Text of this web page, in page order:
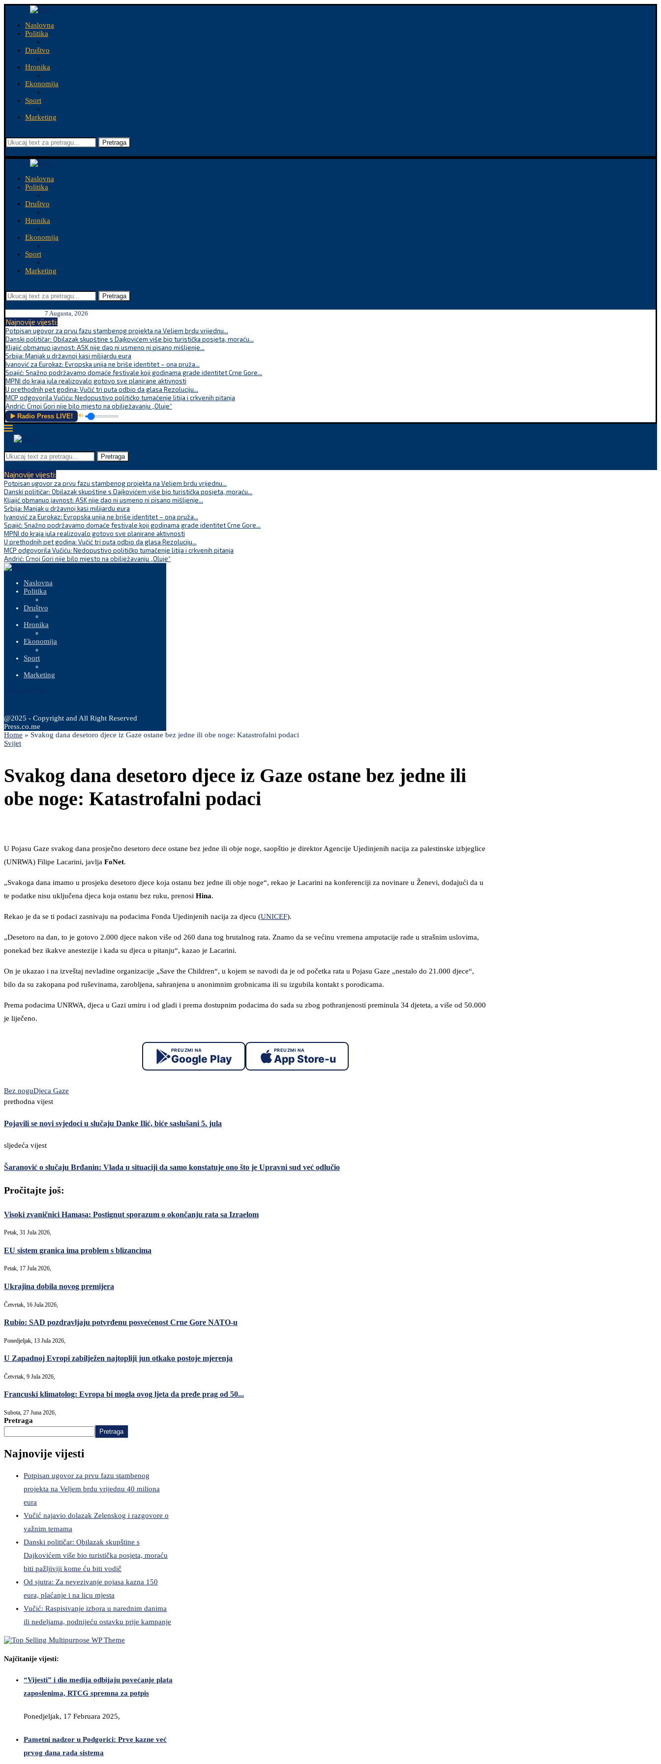
Naslovna
Politika
Društvo
Hronika
Ekonomija
Sport
Marketing
Pretraga
Naslovna
Politika
Društvo
Hronika
Ekonomija
Sport
Marketing
Pretraga
7 Augusta, 2026
Najnovije vijesti:
Potpisan ugovor za prvu fazu stambenog projekta na Veljem brdu vrijednu...
Danski političar: Obilazak skupštine s Dajkovićem više bio turistička posjeta, moraću...
Kljajić obmanuo javnost: ASK nije dao ni usmeno ni pisano mišljenje...
Srbija: Manjak u državnoj kasi milijardu eura
Ivanović za Eurokaz: Evropska unija ne briše identitet – ona pruža...
Spajić: Snažno podržavamo domaće festivale koji godinama grade identitet Crne Gore...
MPNI do kraja jula realizovalo gotovo sve planirane aktivnosti
U prethodnih pet godina: Vučić tri puta odbio da glasa Rezoluciju...
MCP odgovorila Vučiću: Nedopustivo političko tumačenje litija i crkvenih pitanja
Andrić: Crnoj Gori nije bilo mjesto na obilježavanju „Oluje“
▶️ Radio Press LIVE! 🔊
Pretraga
Najnovije vijesti:
Potpisan ugovor za prvu fazu stambenog projekta na Veljem brdu vrijednu...
Danski političar: Obilazak skupštine s Dajkovićem više bio turistička posjeta, moraću...
Kljajić obmanuo javnost: ASK nije dao ni usmeno ni pisano mišljenje...
Srbija: Manjak u državnoj kasi milijardu eura
Ivanović za Eurokaz: Evropska unija ne briše identitet – ona pruža...
Spajić: Snažno podržavamo domaće festivale koji godinama grade identitet Crne Gore...
MPNI do kraja jula realizovalo gotovo sve planirane aktivnosti
U prethodnih pet godina: Vučić tri puta odbio da glasa Rezoluciju...
MCP odgovorila Vučiću: Nedopustivo političko tumačenje litija i crkvenih pitanja
Andrić: Crnoj Gori nije bilo mjesto na obilježavanju „Oluje“
Naslovna
Politika
Društvo
Hronika
Ekonomija
Sport
Marketing
@2025 - Copyright and All Right Reserved
Press.co.me
Home » Svakog dana desetoro djece iz Gaze ostane bez jedne ili obe noge: Katastrofalni podaci
Svijet
Svakog dana desetoro djece iz Gaze ostane bez jedne ili
obe noge: Katastrofalni podaci
U Pojasu Gaze svakog dana prosječno desetoro dece ostane bez jedne ili obje noge, saopštio je direktor Agencije Ujedinjenih nacija za palestinske izbjeglice
(UNRWA) Filipe Lacarini, javlja FoNet.
„Svakoga dana imamo u prosjeku desetoro djece koja ostanu bez jedne ili obje noge“, rekao je Lacarini na konferenciji za novinare u Ženevi, dodajući da u
te podatke nisu uključena djeca koja ostanu bez ruku, prenosi Hina.
Rekao je da se ti podaci zasnivaju na podacima Fonda Ujedinjenih nacija za djecu (UNICEF).
„Desetoro na dan, to je gotovo 2.000 djece nakon više od 260 dana tog brutalnog rata. Znamo da se većinu vremena amputacije rade u strašnim uslovima,
ponekad bez ikakve anestezije i kada su djeca u pitanju“, kazao je Lacarini.
On je ukazao i na izveštaj nevladine organizacije „Save the Children“, u kojem se navodi da je od početka rata u Pojasu Gaze „nestalo do 21.000 djece“,
bilo da su zakopana pod ruševinama, zarobljena, sahranjena u anonimnim grobnicama ili su izgubila kontakt s porodicama.
Prema podacima UNRWA, djeca u Gazi umiru i od gladi i prema dostupnim podacima do sada su zbog pothranjenosti preminula 34 djeteta, a više od 50.000
je liječeno.
PREUZMI NA
Google Play
PREUZMI NA
App Store-u
Bez noguDjeca Gaze
prethodna vijest
Pojavili se novi svjedoci u slučaju Danke Ilić, biće saslušani 5. jula
sljedeća vijest
Šaranović o slučaju Brđanin: Vlada u situaciji da samo konstatuje ono što je Upravni sud već odlučio
Pročitajte još:
Visoki zvaničnici Hamasa: Postignut sporazum o okončanju rata sa Izraelom
Petak, 31 Jula 2026,
EU sistem granica ima problem s blizancima
Petak, 17 Jula 2026,
Ukrajina dobila novog premijera
Četvrtak, 16 Jula 2026,
Rubio: SAD pozdravljaju potvrđenu posvećenost Crne Gore NATO-u
Ponedjeljak, 13 Jula 2026,
U Zapadnoj Evropi zabilježen najtopliji jun otkako postoje mjerenja
Četvrtak, 9 Jula 2026,
Francuski klimatolog: Evropa bi mogla ovog ljeta da pređe prag od 50...
Subota, 27 Juna 2026,
Pretraga
Pretraga
Najnovije vijesti
Potpisan ugovor za prvu fazu stambenog
projekta na Veljem brdu vrijednu 40 miliona
eura
Vučić najavio dolazak Zelenskog i razgovore o
važnim temama
Danski političar: Obilazak skupštine s
Dajkovićem više bio turistička posjeta, moraću
biti pažljiviji kome ću biti vodič
Od sjutra: Za nevezivanje pojasa kazna 150
eura, plaćanje i na licu mjesta
Vučić: Raspisivanje izbora u narednim danima
ili nedeljama, podnijeću ostavku prije kampanje
Najčitanije vijesti:
“Vijesti” i dio medija odbijaju povećanje plata
zaposlenima, RTCG spremna za potpis
Ponedjeljak, 17 Februara 2025,
Pametni nadzor u Podgorici: Prve kazne već
prvog dana rada sistema